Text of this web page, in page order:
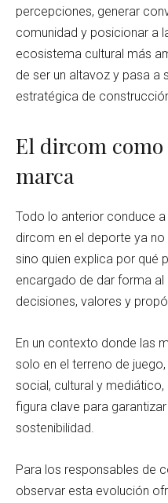
percepciones, generar
comunidad y posicionar a
ecosistema cultural más
de ser un altavoz y pasa a
estratégica de
El dircom
marca
Todo lo anterior conduce
dircom en el deporte ya
sino quien explica por qué
encargado de dar forma
decisiones, valores y
En un contexto donde las
solo en el terreno de
social, cultural y
figura clave para
sostenibilidad.
Para los responsables de
observar esta evolución